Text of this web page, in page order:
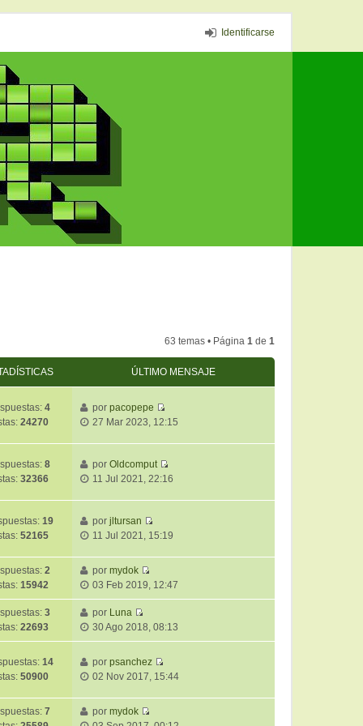
Identificarse
63 temas • Página 1 de 1
ÚLTIMO MENSAJE
4
24270
porpacopepe
V
r
ú
l
o
n
j
27 Mar 2023, 12:15
8
32366
porOldcomput
V
r
l
o
e
j
11 Jul 2021, 22:16
19
52165
porjltursan
V
r
l
m
m
e
a
11 Jul 2021, 15:19
2
15942
pormydok
V
ú
l
i
m
o
03 Feb 2019, 12:47
3
22693
por Luna
V
ú
l
t
i
30 Ago 2018, 08:13
14
50900
porpsanchez
V
r
02 Nov 2017, 15:44
7
pormydok
V